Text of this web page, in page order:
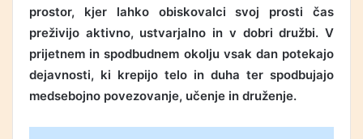
prostor, kjer lahko obiskovalci svoj prosti čas
preživijo aktivno, ustvarjalno in v dobri družbi. V
prijetnem in spodbudnem okolju vsak dan potekajo
dejavnosti, ki krepijo telo in duha ter spodbujajo
medsebojno povezovanje, učenje in druženje.